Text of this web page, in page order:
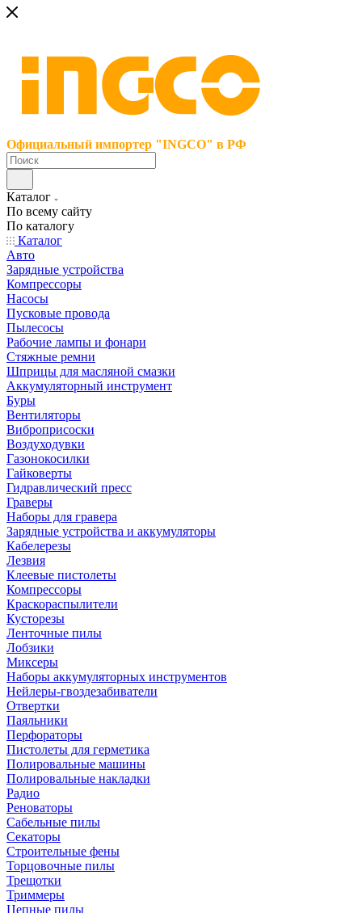
Официальный импортер "INGCO" в РФ
Каталог
По всему сайту
По каталогу
Каталог
Авто
Зарядные устройства
Компрессоры
Насосы
Пусковые провода
Пылесосы
Рабочие лампы и фонари
Стяжные ремни
Шприцы для масляной смазки
Аккумуляторный инструмент
Буры
Вентиляторы
Виброприсоски
Воздуходувки
Газонокосилки
Гайковерты
Гидравлический пресс
Граверы
Наборы для гравера
Зарядные устройства и аккумуляторы
Кабелерезы
Лезвия
Клеевые пистолеты
Компрессоры
Краскораспылители
Кусторезы
Ленточные пилы
Лобзики
Миксеры
Наборы аккумуляторных инструментов
Нейлеры-гвоздезабиватели
Отвертки
Паяльники
Перфораторы
Пистолеты для герметика
Полировальные машины
Полировальные накладки
Радио
Реноваторы
Сабельные пилы
Секаторы
Строительные фены
Торцовочные пилы
Трещотки
Триммеры
Цепные пилы